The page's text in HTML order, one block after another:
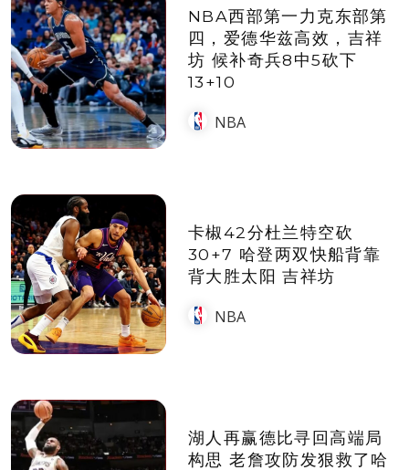
NBA西部第一力克东部第
四，爱德华兹高效，吉祥
坊 候补奇兵8中5砍下
13+10
NBA
卡椒42分杜兰特空砍
30+7 哈登两双快船背靠
背大胜太阳 吉祥坊
NBA
湖人再赢德比寻回高端局
构思 老詹攻防发狠救了哈